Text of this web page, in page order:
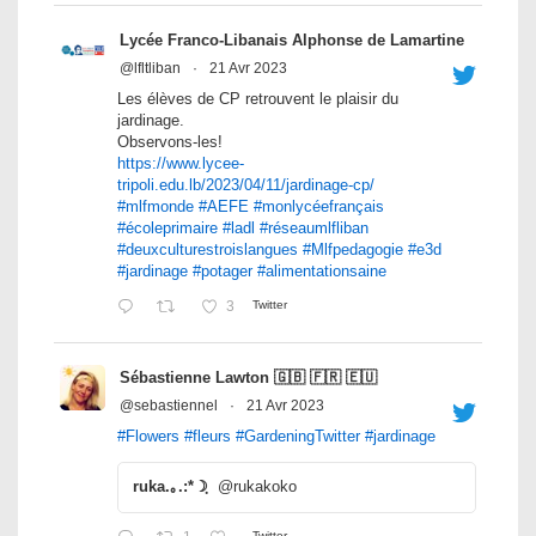
Lycée Franco-Libanais Alphonse de Lamartine
@lfltliban · 21 Avr 2023
Les élèves de CP retrouvent le plaisir du
jardinage.
Observons-les!
https://www.lycee-
tripoli.edu.lb/2023/04/11/jardinage-cp/
#mlfmonde #AEFE #monlycéefrançais
#écoleprimaire #ladl #réseaumlfliban
#deuxculturestroislangues #Mlfpedagogie #e3d
#jardinage #potager #alimentationsaine
3 Twitter
Sébastienne Lawton 🇬🇧 🇫🇷 🇪🇺
@sebastiennel · 21 Avr 2023
#Flowers #fleurs #GardeningTwitter #jardinage
ruka.｡.:*☽ฺ @rukakoko